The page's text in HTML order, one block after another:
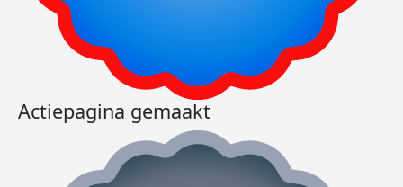
Actiepagina gemaakt